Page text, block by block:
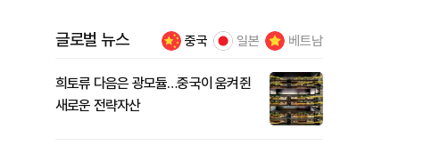
글로벌 뉴스 중국 일본 베트남
희토류 다음은 광모듈…중국이 움켜쥔
새로운 전략자산